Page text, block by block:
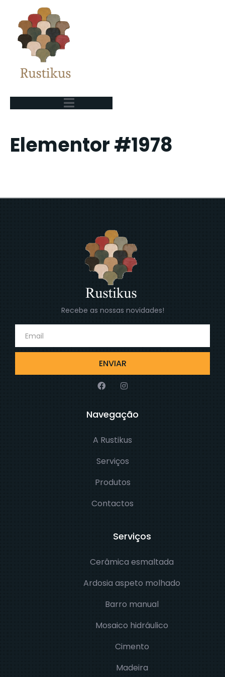
Elementor #1978
Recebe as nossas novidades!
ENVIAR
Navegação
A Rustikus
Serviços
Produtos
Contactos
Serviços
Cerâmica esmaltada
Ardosia aspeto molhado
Barro manual
Mosaico hidráulico
Cimento
Madeira